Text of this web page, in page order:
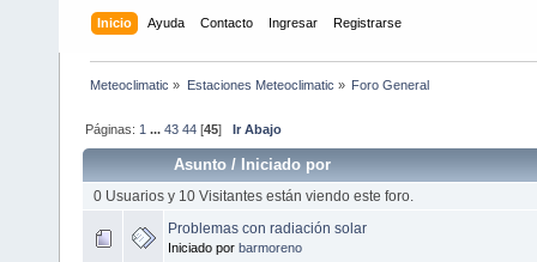
Inicio Ayuda Contacto Ingresar Registrarse
Meteoclimatic » Estaciones Meteoclimatic » Foro General
Páginas: 1 ...43 44 [45]Ir Abajo
Asunto /Iniciado por
0 Usuarios y 10 Visitantes están viendo este foro.
Problemas con radiación solar
Iniciado por barmoreno